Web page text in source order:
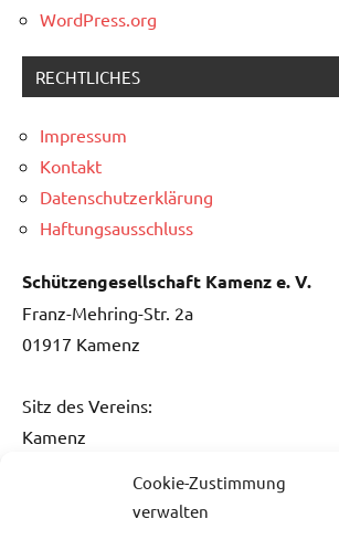
Cookie-Zustimmung
verwalten
WordPress.org
RECHTLICHES
Impressum
Kontakt
Datenschutzerklärung
Haftungsausschluss
Schützengesellschaft Kamenz e. V.
Franz-Mehring-Str. 2a
01917 Kamenz
Sitz des Vereins:
Kamenz
Fon: 0151 / 5061 1482